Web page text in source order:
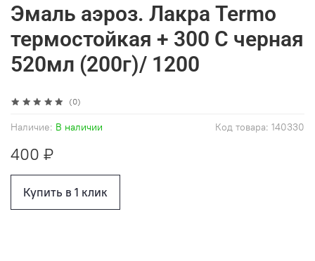
(0)
Код товара: 140330
Наличие: В наличии
Эмаль аэроз. Лакра Termo
термостойкая + 300 С черная
520мл (200г)/ 1200
400 ₽
Купить в 1 клик